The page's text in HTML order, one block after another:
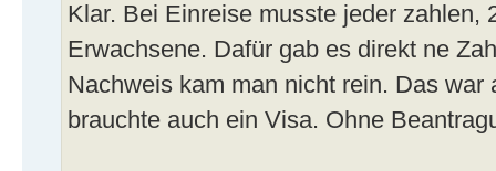
Klar. Bei Einreise musste jeder zahlen,
Erwachsene. Dafür gab es direkt ne
Nachweis kam man nicht rein. Das war
brauchte auch ein Visa. Ohne